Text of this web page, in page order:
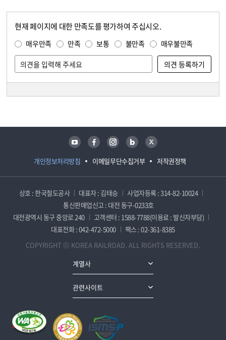
현재 페이지에 대한 만족도를 평가하여 주십시오.
매우만족 만족 보통 불만족 매우불만족
개인정보처리방침 이메일무단수집거부 저작권정책
유튜브 페이스북 인스타그램 블로그 트위터
상호 : 한국철도공사 대표자 : 김태승
사업자등록 : 314-82-10024
통신판매업신고 : 대전 동구-0233호
대전광역시 동구 중앙로 240
고객센터 : 1588-7788(이용료 : 발신자부담)
대표전화 : 042-472-5000
팩스 : 02-361-8385
COPYRIGHT ⓒ KOREA RAILROAD. ALL RIGHTS RESERVED.
계열사
관련사이트